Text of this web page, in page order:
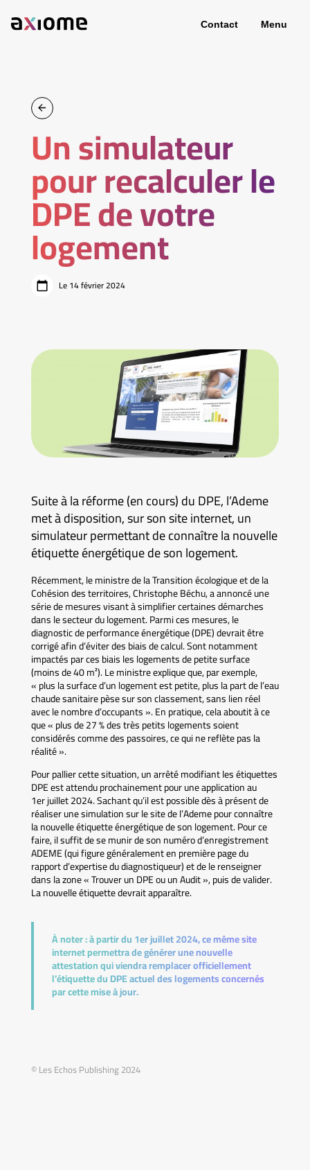
Contact Menu
Un simulateur
pour recalculer le
DPE de votre
logement
Le 14 février 2024
Suite à la réforme (en cours) du DPE, l’Ademe
met à disposition, sur son site internet, un
simulateur permettant de connaître la nouvelle
étiquette énergétique de son logement.
Récemment, le ministre de la Transition écologique et de la
Cohésion des territoires, Christophe Béchu, a annoncé une
série de mesures visant à simplifier certaines démarches
dans le secteur du logement. Parmi ces mesures, le
diagnostic de performance énergétique (DPE) devrait être
corrigé afin d’éviter des biais de calcul. Sont notamment
impactés par ces biais les logements de petite surface
(moins de 40 m²). Le ministre explique que, par exemple,
« plus la surface d’un logement est petite, plus la part de l’eau
chaude sanitaire pèse sur son classement, sans lien réel
avec le nombre d’occupants ». En pratique, cela aboutit à ce
que « plus de 27 % des très petits logements soient
considérés comme des passoires, ce qui ne reflète pas la
réalité ».
Pour pallier cette situation, un arrêté modifiant les étiquettes
DPE est attendu prochainement pour une application au
1er juillet 2024. Sachant qu’il est possible dès à présent de
réaliser une simulation sur le site de l’Ademe pour connaître
la nouvelle étiquette énergétique de son logement. Pour ce
faire, il suffit de se munir de son numéro d’enregistrement
ADEME (qui figure généralement en première page du
rapport d’expertise du diagnostiqueur) et de le renseigner
dans la zone « Trouver un DPE ou un Audit », puis de valider.
La nouvelle étiquette devrait apparaître.
À noter :à partir du 1er juillet 2024, ce même site
internet permettra de générer une nouvelle
attestation qui viendra remplacer officiellement
l’étiquette du DPE actuel des logements concernés
par cette mise à jour.
© Les Echos Publishing 2024